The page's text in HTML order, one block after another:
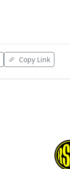
Copy Link